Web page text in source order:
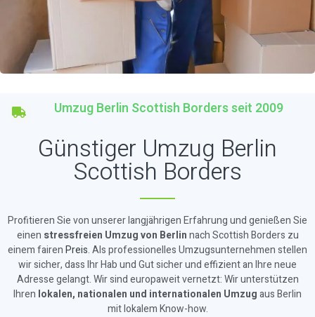
Umzug Berlin Scottish Borders seit 2009
Günstiger Umzug Berlin
Scottish Borders
Profitieren Sie von unserer langjährigen Erfahrung und genießen Sie
einen stressfreien Umzug von Berlinnach Scottish Borders zu
einem fairenPreis. Als professionelles Umzugsunternehmen stellen
wir sicher, dass Ihr Hab und Gut sicher und effizient an Ihre neue
Adresse gelangt. Wir sind europaweit vernetzt: Wir unterstützen
Ihren lokalen, nationalen und internationalen Umzugaus Berlin
mit lokalem Know-how.